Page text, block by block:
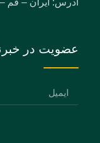
عضویت در